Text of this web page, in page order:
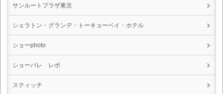
サンルートプラザ東京
シェラトン・グランデ・トーキョーベイ・ホテル
ショーphoto
ショーパレ レポ
スティッチ